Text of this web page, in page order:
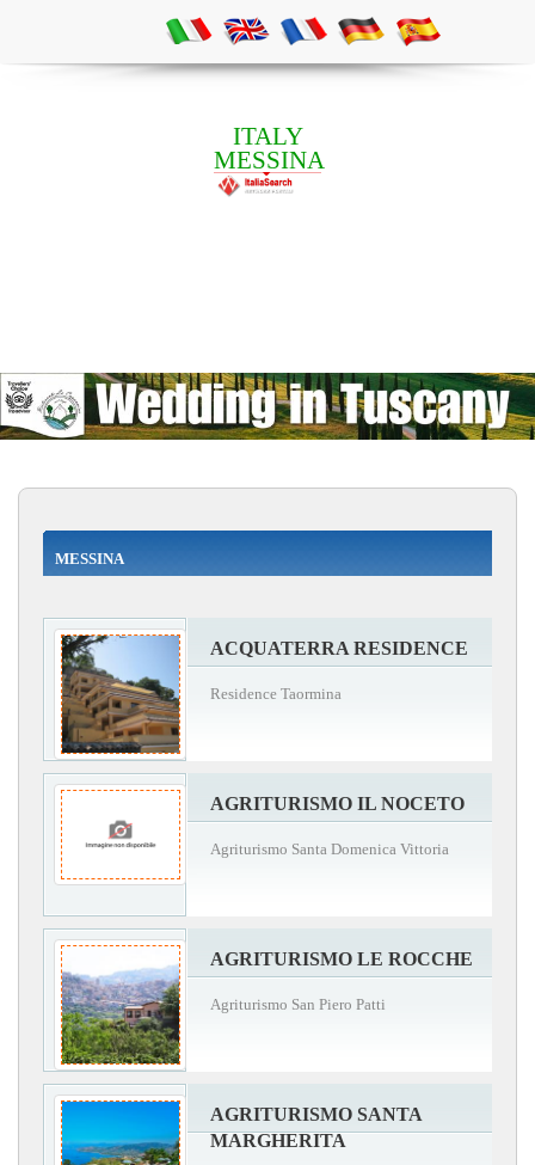
ITALY
MESSINA
MESSINA
ACQUATERRA RESIDENCE
Residence Taormina
AGRITURISMO IL NOCETO
Agriturismo Santa Domenica Vittoria
AGRITURISMO LE ROCCHE
Agriturismo San Piero Patti
AGRITURISMO SANTA
MARGHERITA